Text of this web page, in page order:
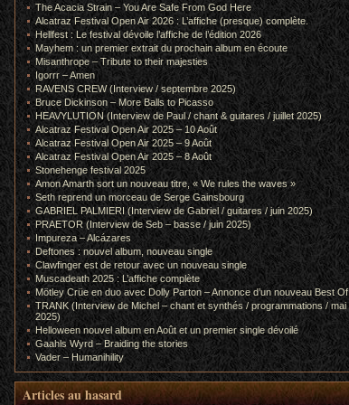
The Acacia Strain – You Are Safe From God Here
Alcatraz Festival Open Air 2026 : L’affiche (presque) complète.
Hellfest : Le festival dévoile l’affiche de l’édition 2026
Mayhem : un premier extrait du prochain album en écoute
Misanthrope – Tribute to their majesties
Igorrr – Amen
RAVENS CREW (Interview / septembre 2025)
Bruce Dickinson – More Balls to Picasso
HEAVYLUTION (Interview de Paul / chant & guitares / juillet 2025)
Alcatraz Festival Open Air 2025 – 10 Août
Alcatraz Festival Open Air 2025 – 9 Août
Alcatraz Festival Open Air 2025 – 8 Août
Stonehenge festival 2025
Amon Amarth sort un nouveau titre, « We rules the waves »
Seth reprend un morceau de Serge Gainsbourg
GABRIEL PALMIERI (Interview de Gabriel / guitares / juin 2025)
PRAETOR (Interview de Seb – basse / juin 2025)
Impureza – Alcázares
Deftones : nouvel album, nouveau single
Clawfinger est de retour avec un nouveau single
Muscadeath 2025 : L’affiche complète
Mötley Crüe en duo avec Dolly Parton – Annonce d’un nouveau Best Of
TRANK (Interview de Michel – chant et synthés / programmations / mai
2025)
Helloween nouvel album en Août et un premier single dévoilé
Gaahls Wyrd – Braiding the stories
Vader – Humanihility
Articles au hasard